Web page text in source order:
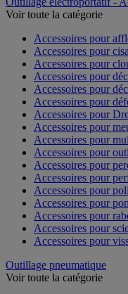
Voir toute la catégorie
Accessoires pour
Accessoires pour
Accessoires pour
Accessoires pour
Accessoires pour
Accessoires pour
Accessoires pour
Accessoires pour
Accessoires pour
Accessoires pour
Accessoires pour
Accessoires pour
Accessoires pour
Accessoires pour
Accessoires pour
Accessoires pour
Accessoires pour
Outillage pneumatique
Voir toute la catégorie